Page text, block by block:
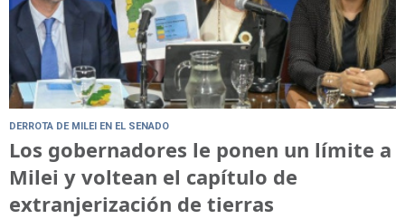
DERROTA DE MILEI EN EL SENADO
Los gobernadores le ponen un límite a
Milei y voltean el capítulo de
extranjerización de tierras